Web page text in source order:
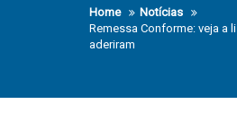
Home
Notícias
Remessa Conforme: veja a
aderiram